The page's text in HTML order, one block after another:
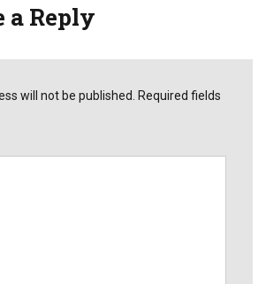
a Reply
will not be published. Required fields